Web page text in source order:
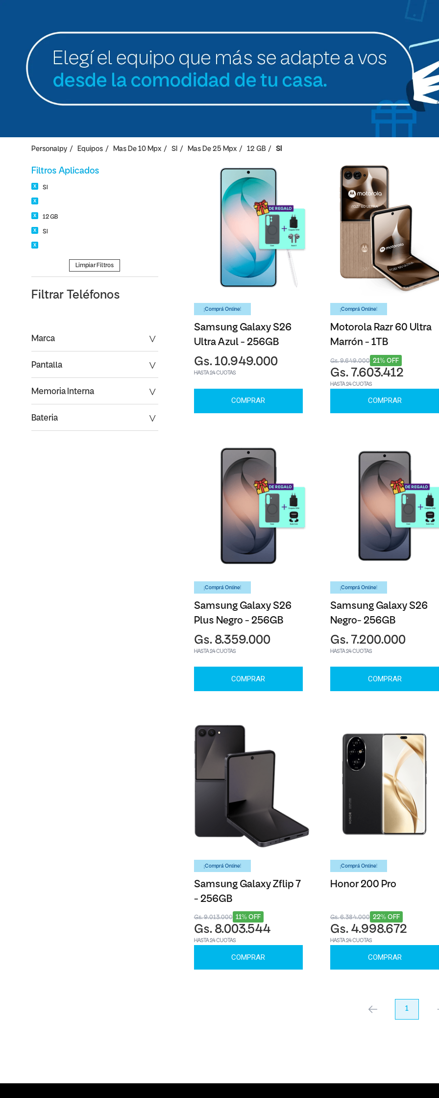
Personalpy Equipos Mas De 10 Mpx SI Mas De 25 Mpx 12 GB SI
Filtros Aplicados
SI
12 GB
SI
Limpiar Filtros
Filtrar Teléfonos
Marca
Pantalla
Memoria Interna
Bateria
¡Comprá Online!
Samsung Galaxy S26
Ultra Azul - 256GB
Gs. 10.949.000
HASTA 24 CUOTAS
COMPRAR
¡Comprá Online!
Motorola Razr 60 Ultra
Marrón - 1TB
21% OFF
Gs. 9.649.000
Gs. 7.603.412
HASTA 24 CUOTAS
COMPRAR
¡Comprá Online!
Samsung Galaxy S26
Plus Negro - 256GB
Gs. 8.359.000
HASTA 24 CUOTAS
COMPRAR
¡Comprá Online!
Samsung Galaxy S26
Negro- 256GB
Gs. 7.200.000
HASTA 24 CUOTAS
COMPRAR
¡Comprá Online!
Samsung Galaxy Zflip 7
- 256GB
11% OFF
Gs. 9.013.000
Gs. 8.003.544
HASTA 24 CUOTAS
COMPRAR
¡Comprá Online!
Honor 200 Pro
22% OFF
Gs. 6.384.000
Gs. 4.998.672
HASTA 24 CUOTAS
COMPRAR
anterior 1